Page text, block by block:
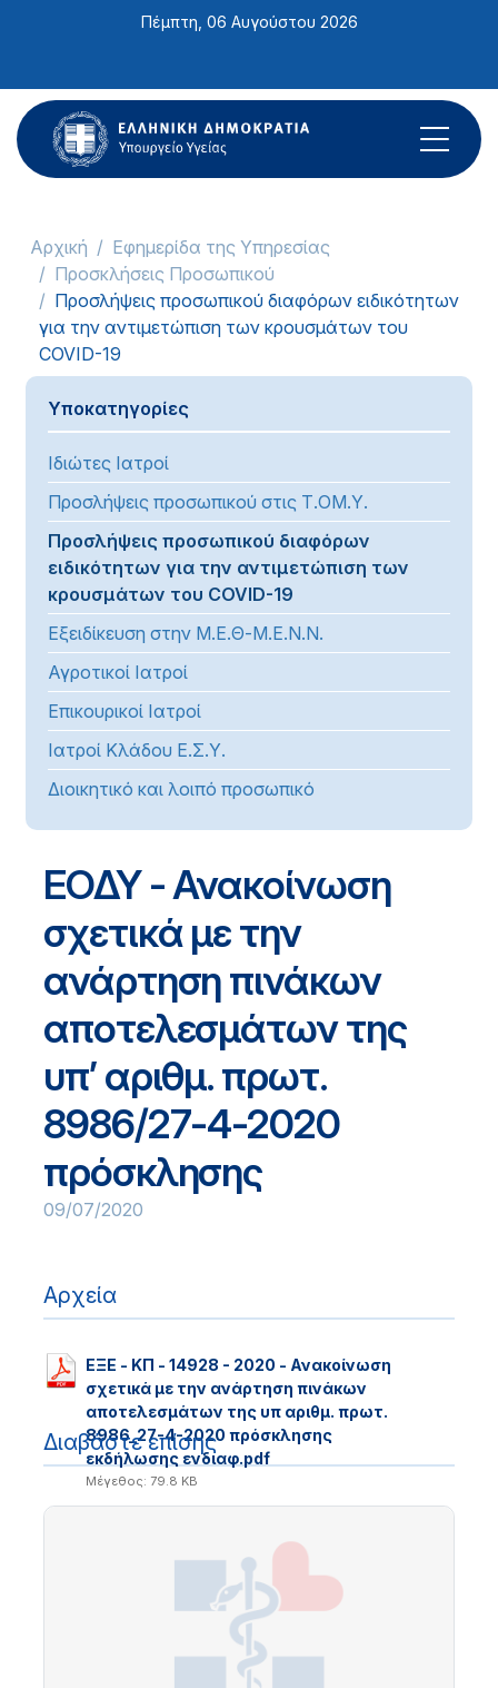
ιστότοπος
περιλαμβάνει
ένα
σύστημα
Πέμπτη, 06 Αυγούστου 2026
Αρχική
Εφημερίδα της Υπηρεσίας
Προσκλήσεις Προσωπικού
Προσλήψεις προσωπικού διαφόρων ειδικότητων
για την αντιμετώπιση των κρουσμάτων του
COVID-19
Υποκατηγορίες
Ιδιώτες Ιατροί
Προσλήψεις προσωπικού στις Τ.ΟΜ.Υ.
Προσλήψεις προσωπικού διαφόρων
ειδικότητων για την αντιμετώπιση των
κρουσμάτων του COVID-19
Εξειδίκευση στην Μ.Ε.Θ-Μ.Ε.Ν.Ν.
Αγροτικοί Ιατροί
Επικουρικοί Ιατροί
Ιατροί Κλάδου Ε.Σ.Υ.
Διοικητικό και λοιπό προσωπικό
ΕΟΔΥ - Ανακοίνωση
σχετικά με την
ανάρτηση πινάκων
αποτελεσμάτων της
υπ’ αριθμ. πρωτ.
8986/27-4-2020
πρόσκλησης
09/07/2020
Αρχεία
ΕΞΕ - ΚΠ - 14928 - 2020 - Ανακοίνωση
σχετικά με την ανάρτηση πινάκων
αποτελεσμάτων της υπ αριθμ. πρωτ.
8986_27-4-2020 πρόσκλησης
εκδήλωσης ενδιαφ.pdf
Μέγεθος: 79.8 KB
Διαβάστε επίσης